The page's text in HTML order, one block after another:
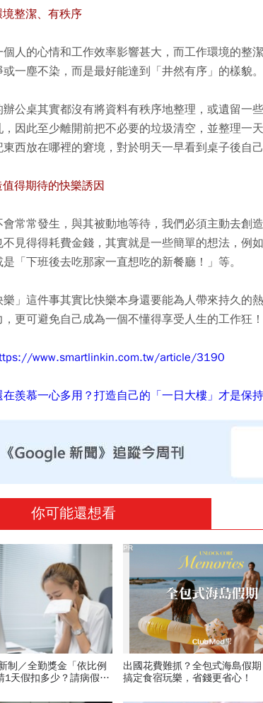
整潔、有秩序
人的心情和工作效率影響甚大，而工作環境的整
一塵不染，而是最好能達到「井然有序」的樣貌。
辦公桌其實都沒有將資料有秩序地整理，或遺留一
因此至少離開前把不必要的垃圾清空，並整理一
西放在哪裡的窘境，對於明天一早看到桌子後自
得期待的快樂誘因
常常發生，與其被動地等待，我們必須主動去創
見得得耗費金錢，其實就是一些簡單的想法，例
「下班後去吃那家一直想吃的新餐廳！」等。
樂」這件事其實比快樂本身還要能為人帶來持久的
更可避免自己成為一個不懂得享受人生的工作狂！
www.smartlinkin.com.tw/article/3190
在羨慕一心多用？打造自己的「一日大樓」才是保
你可能還想看
制／全勤獎金「依比例
1天假扣多少？請病假怎
出國花費難抓？全包式海島假
搞定食宿玩樂，省錢更省心！
PR